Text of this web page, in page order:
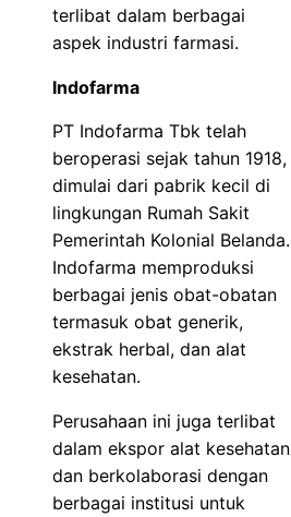
terlibat dalam berbagai
aspek industri farmasi.
Indofarma
PT Indofarma Tbk telah
beroperasi sejak tahun 1918,
dimulai dari pabrik kecil di
lingkungan Rumah Sakit
Pemerintah Kolonial Belanda.
Indofarma memproduksi
berbagai jenis obat-obatan
termasuk obat generik,
ekstrak herbal, dan alat
kesehatan.
Perusahaan ini juga terlibat
dalam ekspor alat kesehatan
dan berkolaborasi dengan
berbagai institusi untuk